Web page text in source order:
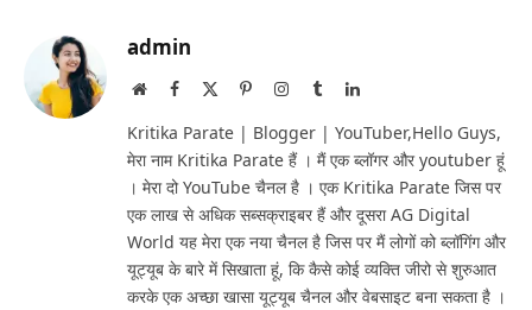
admin
WebsiteFacebook PinterestInstagram
TumblrLinkedIn
Kritika Parate | Blogger | YouTuber,Hello Guys,
मेरा नाम Kritika Parate हैं । मैं एक ब्लॉगर और youtuber हूं
। मेरा दो YouTube चैनल है । एक Kritika Parate जिस पर
एक लाख से अधिक सब्सक्राइबर हैं और दूसरा AG Digital
World यह मेरा एक नया चैनल है जिस पर मैं लोगों को ब्लॉगिंग और
यूट्यूब के बारे में सिखाता हूं, कि कैसे कोई व्यक्ति जीरो से शुरुआत
करके एक अच्छा खासा यूट्यूब चैनल और वेबसाइट बना सकता है ।